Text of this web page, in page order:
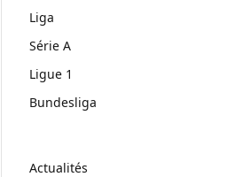
Liga
Série A
Ligue 1
Bundesliga
Actualités